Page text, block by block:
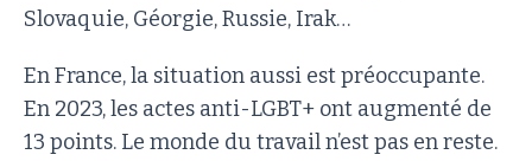
Slovaquie, Géorgie, Russie, Irak…
En France, la situation aussi est préoccupante.
En 2023, les actes anti-LGBT+ ont augmenté de
13 points. Le monde du travail n’est pas en reste.